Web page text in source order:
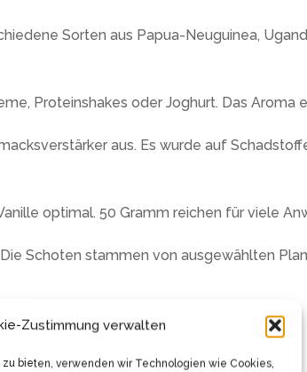
Zustimmung verwalten
zu bieten, verwenden wir Technologien wie Cookies,
Sorten aus Papua-Neuguinea,
Proteinshakes oder Joghurt. Das
aus. Es wurde auf
optimal. 50 Gramm reichen für viele
Schoten stammen von ausgewählten